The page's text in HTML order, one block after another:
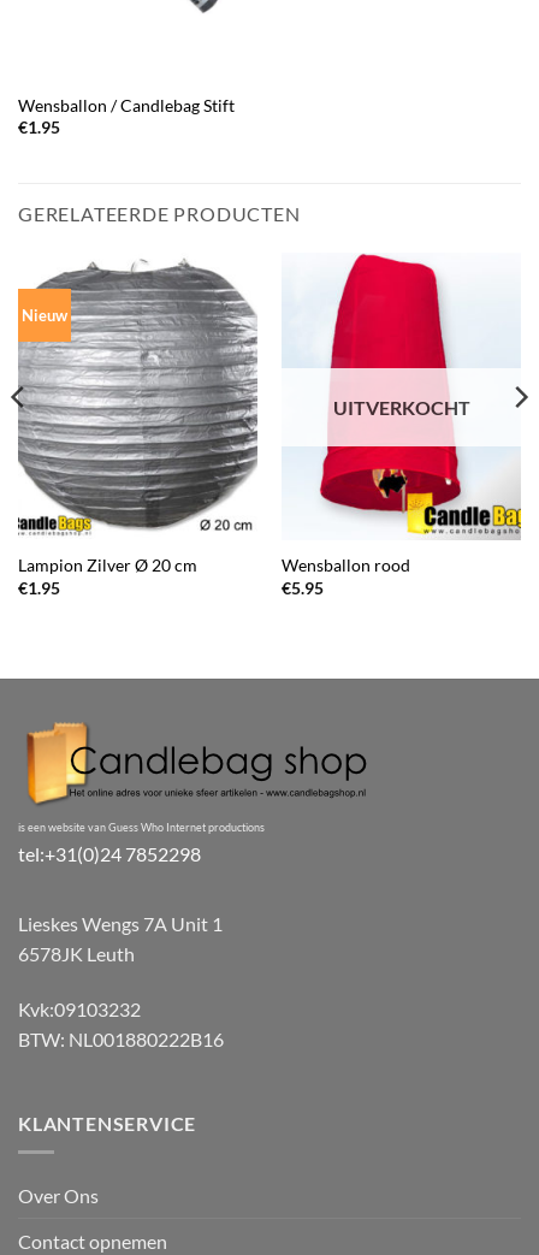
Wensballon / Candlebag Stift
€1.95
GERELATEERDE PRODUCTEN
Nieuw
Lampion Zilver Ø 20 cm
€1.95
UITVERKOCHT
Wensballon rood
€5.95
is een website van Guess Who Internet productions
tel:+31(0)24 7852298
Lieskes Wengs 7A Unit 1
6578JK Leuth
Kvk:09103232
BTW: NL001880222B16
KLANTENSERVICE
Over Ons
Contact opnemen